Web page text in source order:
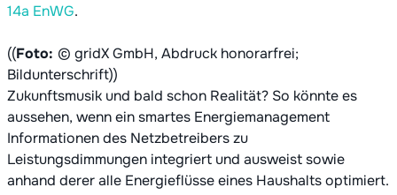
14a EnWG.
((Foto: © gridX GmbH, Abdruck honorarfrei;
Bildunterschrift))
Zukunftsmusik und bald schon Realität? So könnte es
aussehen, wenn ein smartes Energiemanagement
Informationen des Netzbetreibers zu
Leistungsdimmungen integriert und ausweist sowie
anhand derer alle Energieflüsse eines Haushalts optimiert.